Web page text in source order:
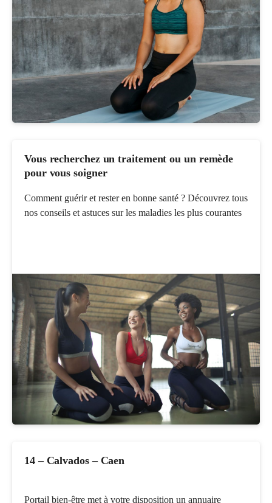
Vous recherchez un traitement ou un remède
pour vous soigner
Comment guérir et rester en bonne santé ? Découvrez tous
nos conseils et astuces sur les maladies les plus courantes
14 – Calvados – Caen
Portail bien-être met à votre disposition un annuaire